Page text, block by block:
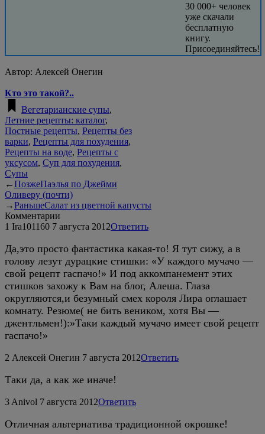
30 000+ человек
уже скачали
бесплатную
книгу.
Присоединяйтесь!
Автор: Алексей Онегин
Кто это такой?..
Вегетарианские супы,
Летние рецепты: каталог,
Постные рецепты, Рецепты без
варки, Рецепты для похудения,
Рецепты на воде, Рецепты с
уксусом, Суп для похудения,
Супы
←ПозжеПаэлья по Джейми
Оливеру (почти)
→РаньшеСалат из цветной капусты
Комментарии
1 Ira101160 7 августа 2012Ответить
Да,это просто фантастика какая-то! Я тут сижу, а в
голову лезут дурацкие стишки: «У каждого мучачо —
свой рецепт гаспачо!» И под аккомпанемент этих
стишков захожу к Вам на блог, Алеша. Глаза
округляются,и безумный смех короля Лира оглашает
комнату. Резюме( не бить веником, хотя Вы —
джентльмен!):»Таки каждый мучачо имеет свой рецепт
гаспачо!»
2 Алексей Онегин 7 августа 2012Ответить
Таки да, а как же иначе!
3 Anivol 7 августа 2012Ответить
Отличная альтернатива традиционной окрошке!